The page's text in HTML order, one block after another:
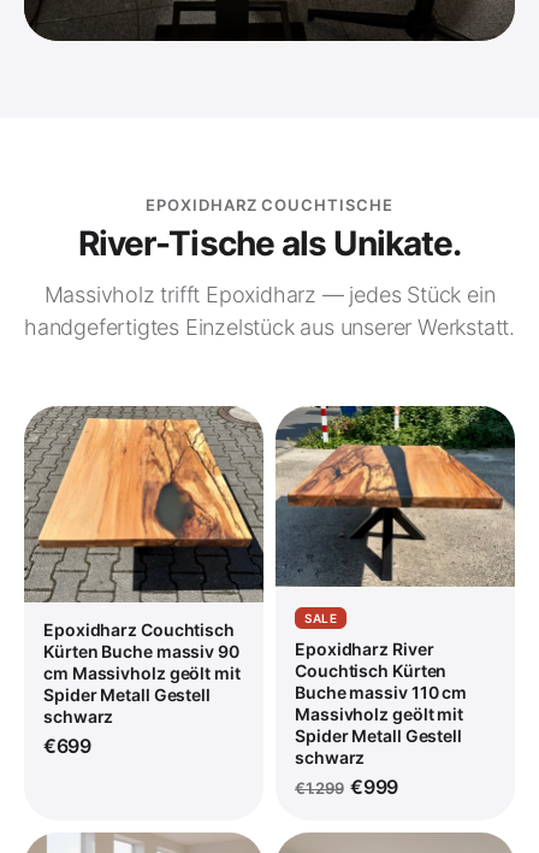
EPOXIDHARZ COUCHTISCHE
River-Tische als Unikate.
Massivholz trifft Epoxidharz — jedes Stück ein
handgefertigtes Einzelstück aus unserer Werkstatt.
Epoxidharz Couchtisch
Kürten Buche massiv 90
cm Massivholz geölt mit
Spider Metall Gestell
schwarz
€699
SALE
Epoxidharz River
Couchtisch Kürten
Buche massiv 110 cm
Massivholz geölt mit
Spider Metall Gestell
schwarz
€1.299 €999